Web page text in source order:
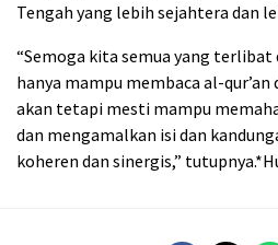
Tengah yang lebih sejahtera dan
“Semoga kita semua yang
hanya mampu membaca al-qur’an
akan tetapi mesti mampu
dan mengamalkan isi dan
koheren dan sinergis,”